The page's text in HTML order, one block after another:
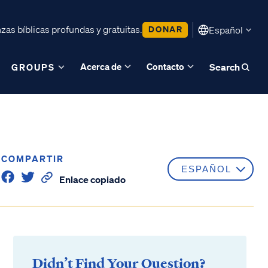
bíblicas profundas y gratuitas. DONAR Español
GROUPS Acerca de Contacto Search
COMPARTIR
Enlace copiado
Didn’t Find Your Question?